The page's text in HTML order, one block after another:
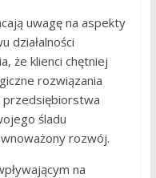
uwagę na aspekty
działalności
że klienci chętniej
rozwiązania
śladu
rozwój.
na